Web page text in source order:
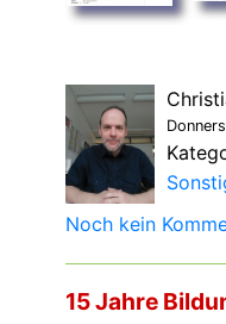
Noch kein
15 Jahre